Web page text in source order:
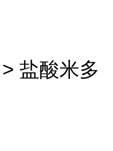
> 盐酸米多